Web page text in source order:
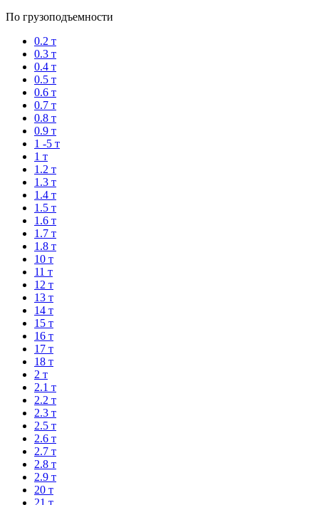
По грузоподъемности
0.2 т
0.3 т
0.4 т
0.5 т
0.6 т
0.7 т
0.8 т
0.9 т
1 -5 т
1 т
1.2 т
1.3 т
1.4 т
1.5 т
1.6 т
1.7 т
1.8 т
10 т
11 т
12 т
13 т
14 т
15 т
16 т
17 т
18 т
2 т
2.1 т
2.2 т
2.3 т
2.5 т
2.6 т
2.7 т
2.8 т
2.9 т
20 т